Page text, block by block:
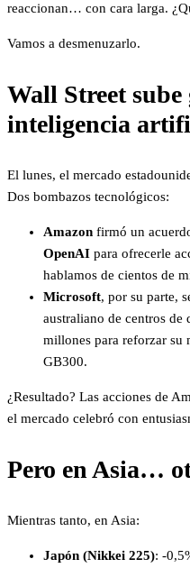
reaccionan… con cara larga.
Vamos a desmenuzarlo.
Wall Street sube
inteligencia
El lunes, el mercado
Dos bombazos tecnológicos:
Amazon firmó un
OpenAI para ofrecerle
hablamos de cientos de
Microsoft, por su parte,
australiano de centros de
millones para reforzar su
GB300.
¿Resultado? Las acciones de
el mercado celebró con
Pero en Asia…
Mientras tanto, en Asia:
Japón (Nikkei 225): -